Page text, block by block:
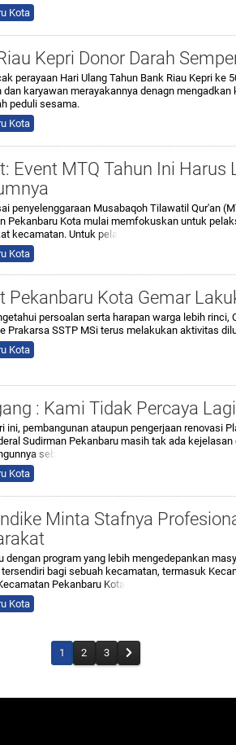
Kota
Kepri Donor Darah
perayaan Hari Ulang Tahun Bank Riau Kepri ke
dan karyawan merayakannya denagn mengadkan
peduli sesama.
Kota
Event MTQ Tahun Ini Harus
penyelenggaraan Musabaqoh Tilawatil Qur'an
Pekanbaru Kota mulai memfokuskan untuk
kecamatan. Untuk pela
Kota
Pekanbaru Kota Gemar
persoalan serta harapan warga lebih rinci,
Prakarsa SSTP MSi terus melakukan aktivitas
Kota
: Kami Tidak Percaya
ini, pembangunan ataupun pengerjaan renovasi
Sudirman Pekanbaru masih tak ada
a seb
Kota
Minta Stafnya
dengan program yang lebih mengedepankan
bagi sebuah kecamatan, termasuk
Pekanbaru Kota
Kota
1 2 3